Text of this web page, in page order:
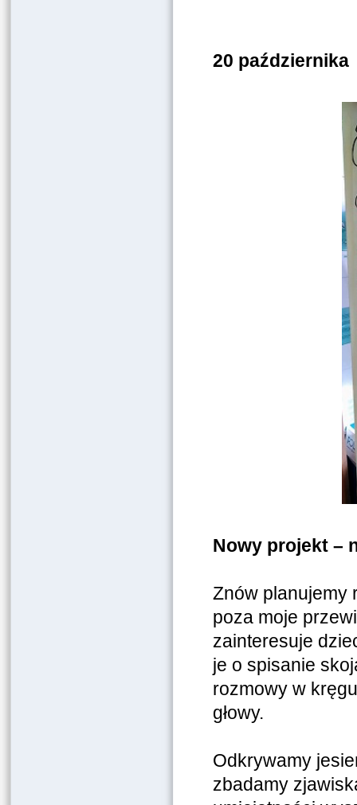
20 października
Nowy projekt –
Znów planujemy
poza moje
zainteresuje
je o spisanie
rozmowy w
głowy.
Odkrywamy
zbadamy